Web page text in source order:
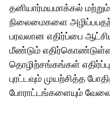
தனியார்மயமாக்கல்
நிலைமைகளை
பரவலான எதிர்ப்பை
மீண்டும்
தொழிற்சங்கங்கள்
புரட்டவும் முயற்சித்த
போராட்டங்களையும்